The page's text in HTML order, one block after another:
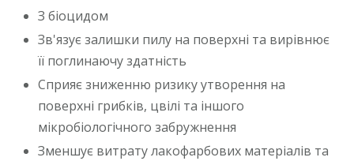
З біоцидом
Зв'язує залишки пилу на поверхні та вирівнює
її поглинаючу здатність
Сприяє зниженню ризику утворення на
поверхні грибків, цвілі та іншого
мікробіологічного забружнення
Зменшує витрату лакофарбових матеріалів та